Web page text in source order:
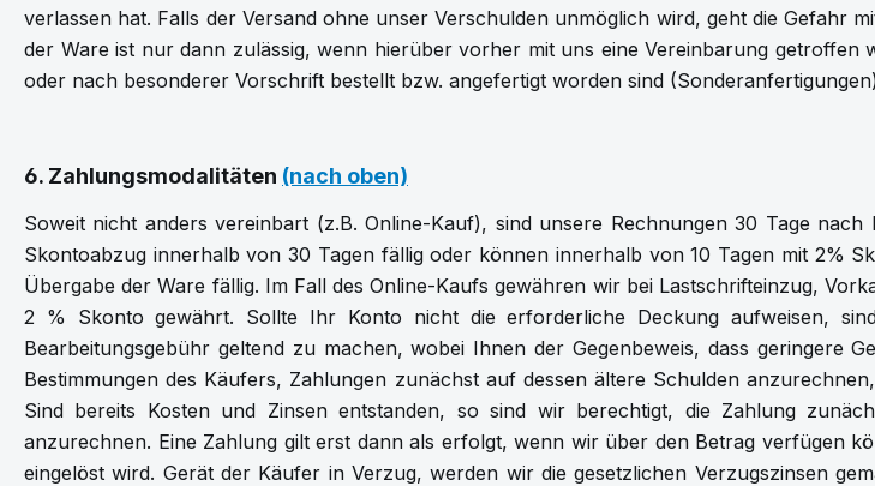
verlassen hat. Falls der Versand ohne unser Verschulden unmöglich wird, geht die Gefahr
der Ware ist nur dann zulässig, wenn hierüber vorher mit uns eine Vereinbarung
oder nach besonderer Vorschrift bestellt bzw. angefertigt worden sind
6. Zahlungsmodalitäten (nach oben)
Soweit nicht anders vereinbart (z.B. Online-Kauf), sind unsere Rechnungen 30 Tage
Skontoabzug innerhalb von 30 Tagen fällig oder können innerhalb von 10 Tagen mit 2%
Übergabe der Ware fällig. Im Fall des Online-Kaufs gewähren wir bei Lastschrifteinzug,
2 % Skonto gewährt. Sollte Ihr Konto nicht die erforderliche Deckung aufweisen,
Bearbeitungsgebühr geltend zu machen, wobei Ihnen der Gegenbeweis, dass geringere
Bestimmungen des Käufers, Zahlungen zunächst auf dessen ältere Schulden
Sind bereits Kosten und Zinsen entstanden, so sind wir berechtigt, die Zahlung
anzurechnen. Eine Zahlung gilt erst dann als erfolgt, wenn wir über den Betrag verfügen
eingelöst wird. Gerät der Käufer in Verzug, werden wir die gesetzlichen Verzugszinsen